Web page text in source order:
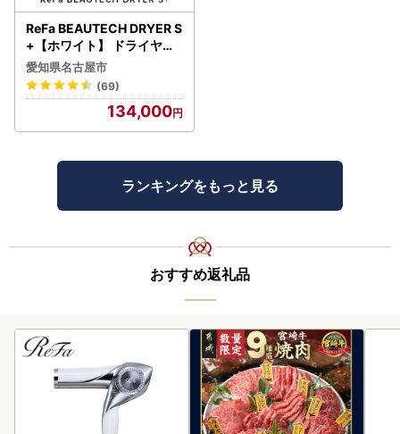
ReFa BEAUTECH DRYER S
+【ホワイト】 ドライヤー
美容 家電 ドライヤー リフ
ァ
愛知県名古屋市
(69)
134,000
ランキングをもっと見る
おすすめ返礼品